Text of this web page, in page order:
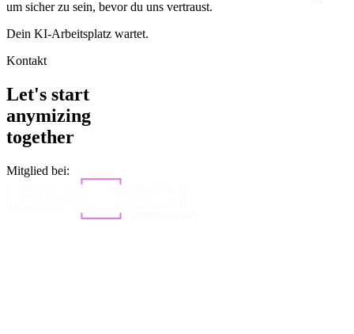
um sicher zu sein, bevor du uns vertraust.
Dein KI-Arbeitsplatz wartet.
Kontakt
Let's start
anymizing
together
Mitglied bei: